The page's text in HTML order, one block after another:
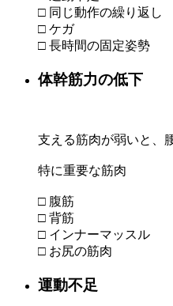
□ 同じ動作の繰り返し
□ ケガ
□ 長時間の固定姿勢
体幹筋力の低下
支える筋肉が弱いと、
特に重要な筋肉
□ 腹筋
□ 背筋
□ インナーマッスル
□ お尻の筋肉
運動不足